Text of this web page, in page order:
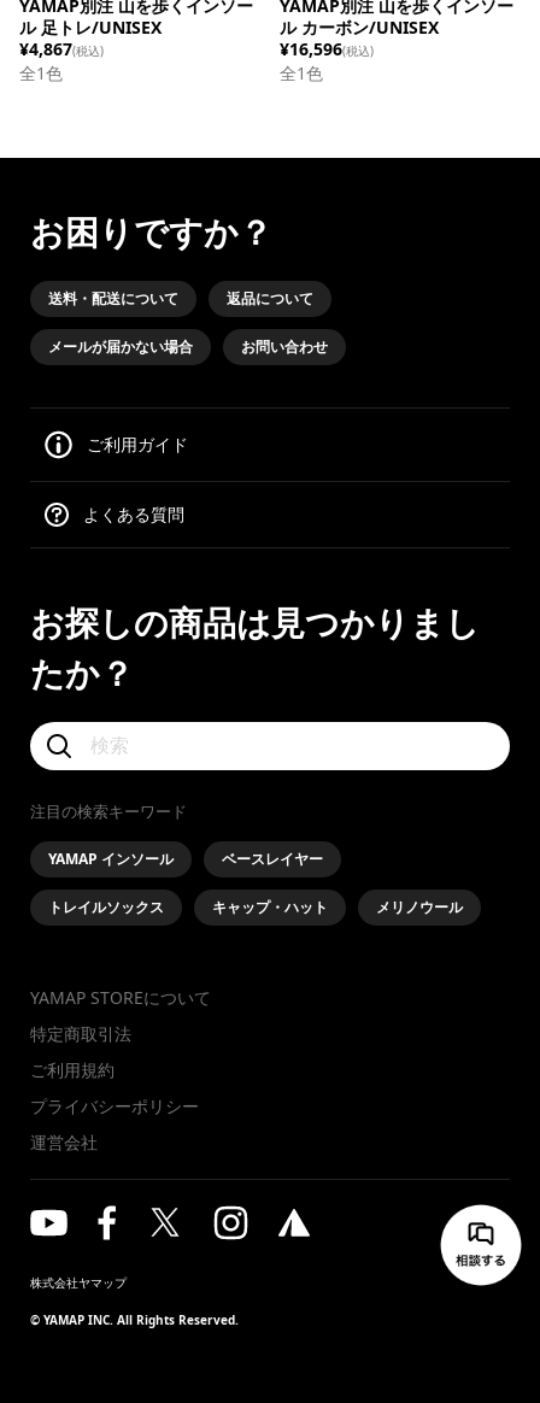
YAMAP別注 山を歩くインソー
ル 足トレ/UNISEX
¥4,867(税込)
全1色
YAMAP別注 山を歩くインソー
ル カーボン/UNISEX
¥16,596(税込)
全1色
お困りですか？
送料・配送について 返品について
メールが届かない場合 お問い合わせ
ご利用ガイド
よくある質問
お探しの商品は見つかりまし
たか？
注目の検索キーワード
YAMAP インソール ベースレイヤー
トレイルソックス キャップ・ハット メリノウール
YAMAP STOREについて
特定商取引法
ご利用規約
プライバシーポリシー
運営会社
株式会社ヤマップ
© YAMAP INC. All Rights Reserved.